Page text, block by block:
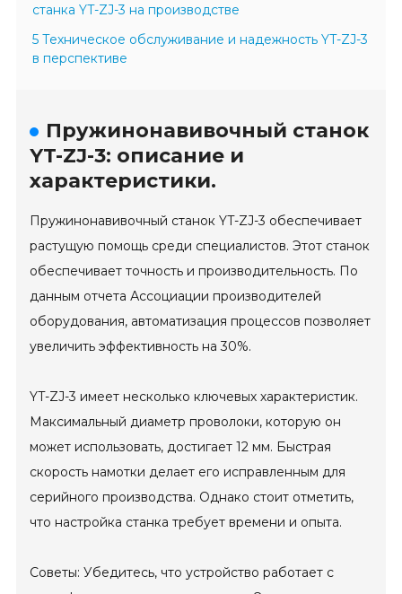
станка YT-ZJ-3 на производстве
5 Техническое обслуживание и надежность YT-ZJ-3
в перспективе
Пружинонавивочный станок
YT-ZJ-3: описание и
характеристики.
Пружинонавивочный станок YT-ZJ-3 обеспечивает
растущую помощь среди специалистов. Этот станок
обеспечивает точность и производительность. По
данным отчета Ассоциации производителей
оборудования, автоматизация процессов позволяет
увеличить эффективность на 30%.
YT-ZJ-3 имеет несколько ключевых характеристик.
Максимальный диаметр проволоки, которую он
может использовать, достигает 12 мм. Быстрая
скорость намотки делает его исправленным для
серийного производства. Однако стоит отметить,
что настройка станка требует времени и опыта.
Советы: Убедитесь, что устройство работает с